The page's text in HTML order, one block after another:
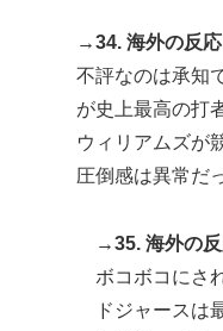
→34. 海外の反応
不評なのは承知
が史上最高の打
ウィリアムズが
圧倒感は異常だ
→35. 海外の
ボコボコにさ
ドジャースは